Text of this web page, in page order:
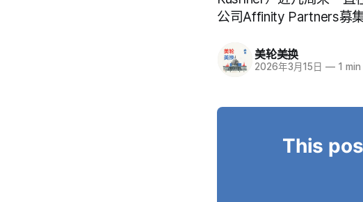
公司Affinity Partners募
美轮美换
2026年3月15日 — 1
This